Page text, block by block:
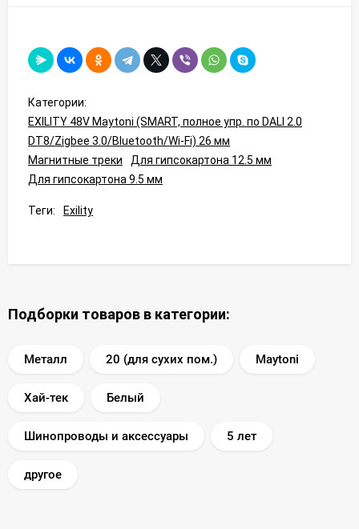
Категории:
EXILITY 48V Maytoni (SMART, полное упр. по DALI 2.0
DT8/Zigbee 3.0/Bluetooth/Wi-Fi) 26 мм
Магнитные треки
Для гипсокартона 12.5 мм
Для гипсокартона 9.5 мм
Теги: Exility
Подборки товаров в категории:
Металл 20 (для сухих пом.) Maytoni
Хай-тек Белый
Шинопроводы и аксессуары 5 лет
другое